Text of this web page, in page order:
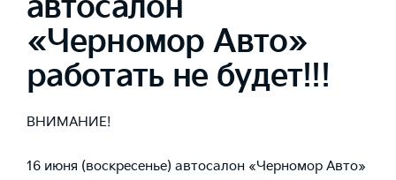
«Черномор Авто»
работать не будет!!!
ВНИМАНИЕ!
16 июня (воскресенье) автосалон «Черномор Авто»